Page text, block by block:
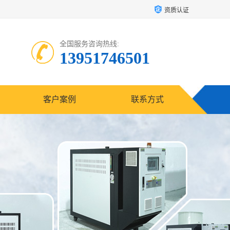
资质认证
全国服务咨询热线:
13951746501
客户案例 联系方式